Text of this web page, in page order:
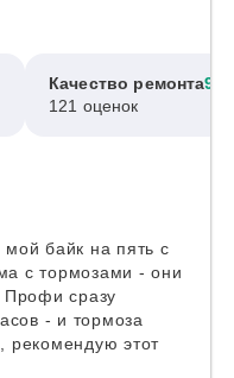
Качество ремонта
121 оценок
байк на пять с
с тормозами - они
Профи сразу
- и тормоза
рекомендую этот